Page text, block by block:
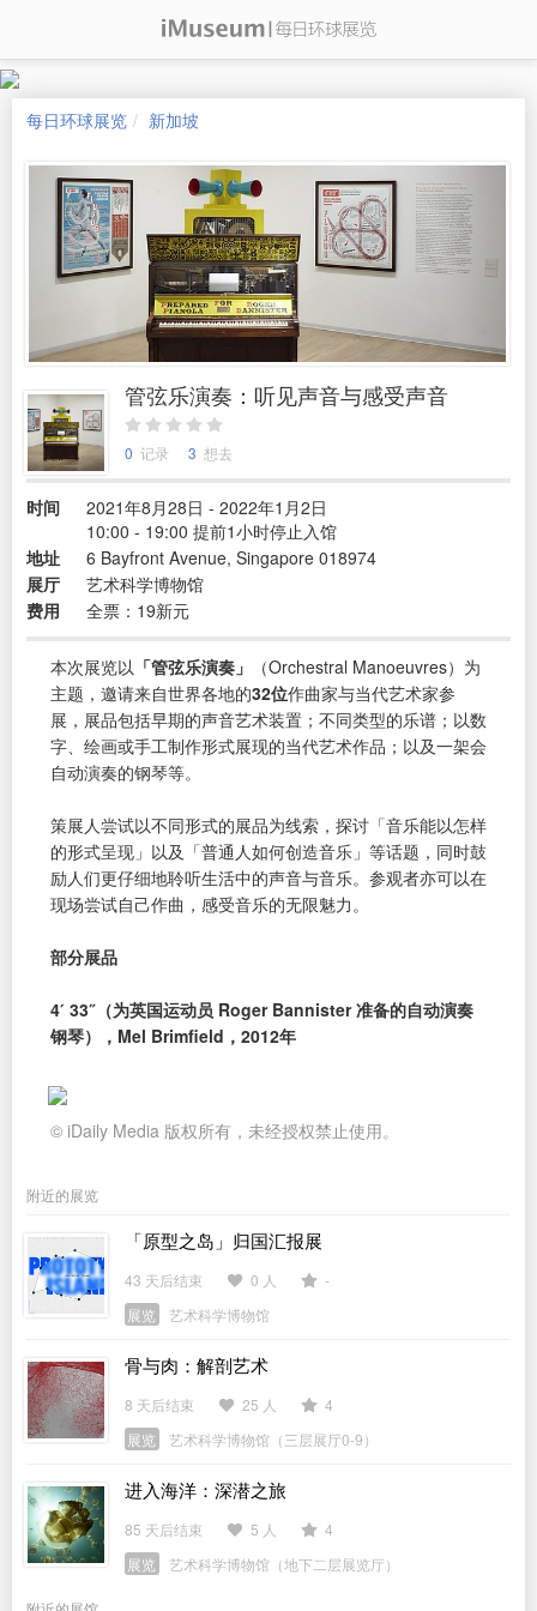
每日环球展览 新加坡
管弦乐演奏：听见声音与感受声音
0 记录 3 想去
时间
2021年8月28日 - 2022年1月2日
10:00 - 19:00 提前1小时停止入馆
地址
6 Bayfront Avenue, Singapore 018974
展厅
艺术科学博物馆
费用
全票：19新元
本次展览以 「管弦乐演奏」
（Orchestral Manoeuvres）为
主题，邀请来自世界各地的32位作曲家与当代艺术家参
展，展品包括早期的声音艺术装置；不同类型的乐谱；以数
字、绘画或手工制作形式展现的当代艺术作品；以及一架会
自动演奏的钢琴等。
策展人尝试以不同形式的展品为线索，探讨「音乐能以怎样
的形式呈现」以及「普通人如何创造音乐」等话题，同时鼓
励人们更仔细地聆听生活中的声音与音乐。参观者亦可以在
现场尝试自己作曲，感受音乐的无限魅力。
部分展品
4′ 33″（为英国运动员 Roger Bannister 准备的自动演奏
钢琴），Mel Brimfield，2012年
© iDaily Media 版权所有，未经授权禁止使用。
附近的展览
「原型之岛」归国汇报展
43 天后结束 0 人
-
展览
艺术科学博物馆
骨与肉：解剖艺术
8 天后结束 25 人
4
展览
艺术科学博物馆（三层展厅0-9）
进入海洋：深潜之旅
85 天后结束 5 人
4
展览
艺术科学博物馆（地下二层展览厅）